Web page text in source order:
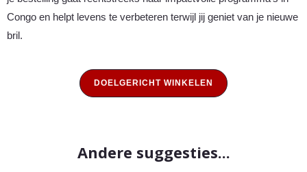
Congo en helpt levens te verbeteren terwijl jij geniet van je nieuwe
bril.
DOELGERICHT WINKELEN
Andere suggesties...